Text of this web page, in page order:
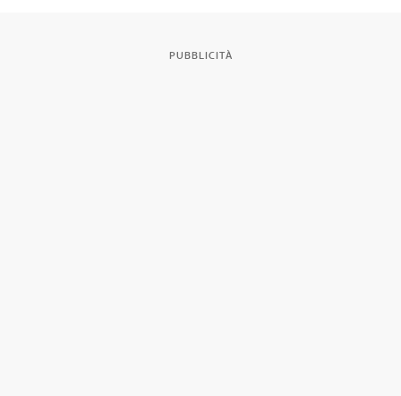
PUBBLICITÀ